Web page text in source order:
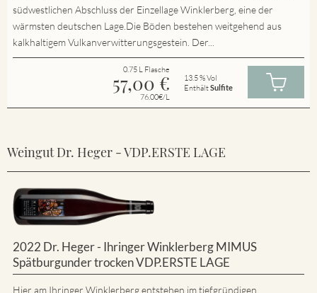
südwestlichen Abschluss der Einzellage Winklerberg, eine der
wärmsten deutschen Lage.Die Böden bestehen weitgehend aus
kalkhaltigem Vulkanverwitterungsgestein. Der...
0.75 L Flasche
57,00 €
76.00€/L
13.5 % Vol
EnthältSulfite
Weingut Dr. Heger - VDP.ERSTE LAGE
2022 Dr. Heger - Ihringer Winklerberg MIMUS
Spätburgunder trocken VDP.ERSTE LAGE
Hier am Ihringer Winklerberg entstehen im tiefgründigen